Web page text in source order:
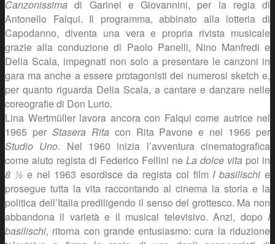
Canzonissimadi Garinei e Giovannini, per la regia di
Antonello Falqui. Il programma, abbinato alla lotteria di
Capodanno, diventa una vera e propria rivista musicale
grazie alla conduzione di Paolo Panelli, Nino Manfredi e
Delia Scala, impegnati non solo a presentare le canzoni in
gara ma anche a essere protagonisti dei numerosi sketch e,
per quanto riguarda Delia Scala, a cantare e danzare nelle
coreografie di Don Lurio.
Lina Wertmüller lavora ancora con Falqui come autrice nel
1965 per Stasera Ritacon Rita Pavone e nel 1966 per
Studio Uno. Nel 1960 inizia l’avventura cinematografica
come aiuto regista di Federico Fellini ne La dolce vita poi in
8 ½e nel 1963 esordisce da regista col film I basilischi e
prosegue tutta la vita raccontando al cinema la storia e la
politica dell’Italia prediligendo il senso del grottesco. Ma non
abbandona il varietà e il musical televisivo. Anzi, dopo I
basilischi, ritorna con grande entusiasmo: cura la riduzione